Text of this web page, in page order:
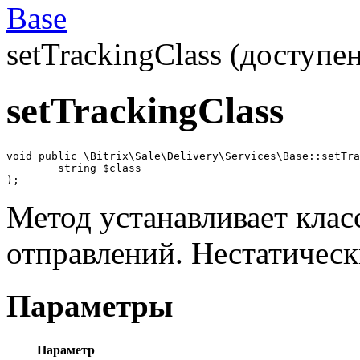
Base
setTrackingClass
setTrackingClass
void public
);
Метод устанавливает
отправлений.
Параметры
Параметр